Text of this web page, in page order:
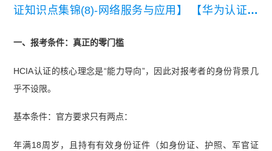
证知识点集锦(8)-网络服务与应用】
【华为认证知
一、报考条件：真正的零门槛
HCIA认证的核心理念是“能力导向”，因此对报考者的身份背景几
乎不设限。
基本条件：官方要求只有两点：
年满18周岁，且持有有效身份证件（如身份证、护照、军官证